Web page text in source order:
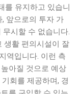
를 유지하고 있습니
앞으로의 투자 가
시할 수 없습니다.
생활 편의시설이 잘
역입니다. 이런 측
아질 것으로 예상
회를 제공하며, 경